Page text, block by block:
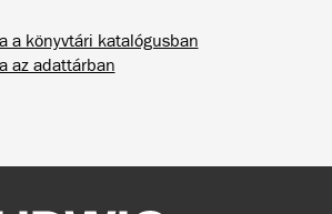
a könyvtári katalógusban
az adattárban